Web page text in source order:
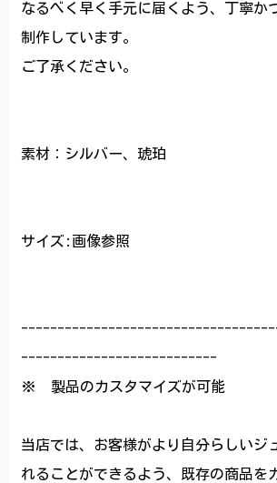
なるべく早く手元に届くよう、丁寧か
制作しています。
ご了承ください。
素材：シルバー、琥珀
サイズ:画像参照
---------------------------
※ 製品のカスタマイズが可能
当店では、お客様がより自分らしいジ
れることができるよう、既存の商品を